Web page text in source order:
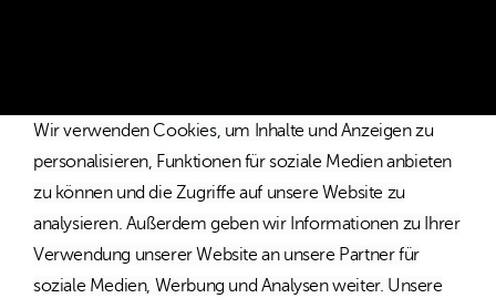
Wir verwenden Cookies, um Inhalte und Anzeigen zu
personalisieren, Funktionen für soziale Medien anbieten
zu können und die Zugriffe auf unsere Website zu
analysieren. Außerdem geben wir Informationen zu Ihrer
Verwendung unserer Website an unsere Partner für
soziale Medien, Werbung und Analysen weiter. Unsere